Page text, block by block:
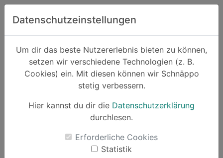
Zum Hauptinhalt springen
Datenschutzeinstellungen
Um dir das beste Nutzererlebnis bieten zu können,
setzen wir verschiedene Technologien (z. B.
Cookies) ein. Mit diesen können wir Schnäppo
stetig verbessern.
Hier kannst du dir die Datenschutzerklärung
durchlesen.
Erforderliche Cookies
Statistik
Suchen
Schnäppchen
-27%